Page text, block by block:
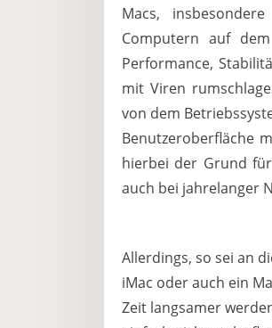
Macs,
Computern auf
Performance,
mit Viren
von dem
Benutzeroberfläche
hierbei der Grund
auch bei jahrelanger
Allerdings, so sei an
iMac oder auch ein
Zeit langsamer